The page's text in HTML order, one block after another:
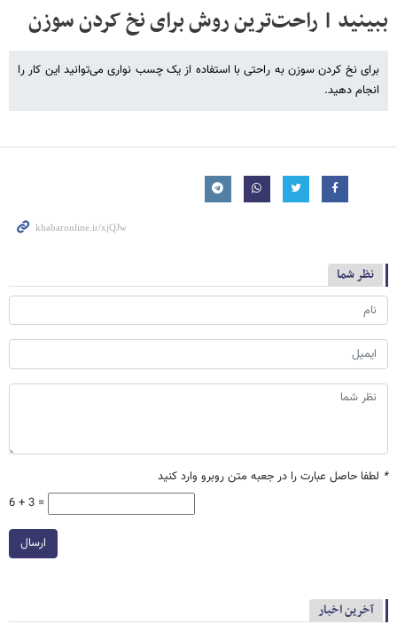
ببینید | راحت‌ترین روش برای نخ کردن سوزن
برای نخ کردن سوزن به راحتی با استفاده از یک چسب نواری می‌توانید این کار را
انجام دهید.
نظر شما
* لطفا حاصل عبارت را در جعبه متن روبرو وارد کنید
6 + 3 =
ارسال
آخرین اخبار